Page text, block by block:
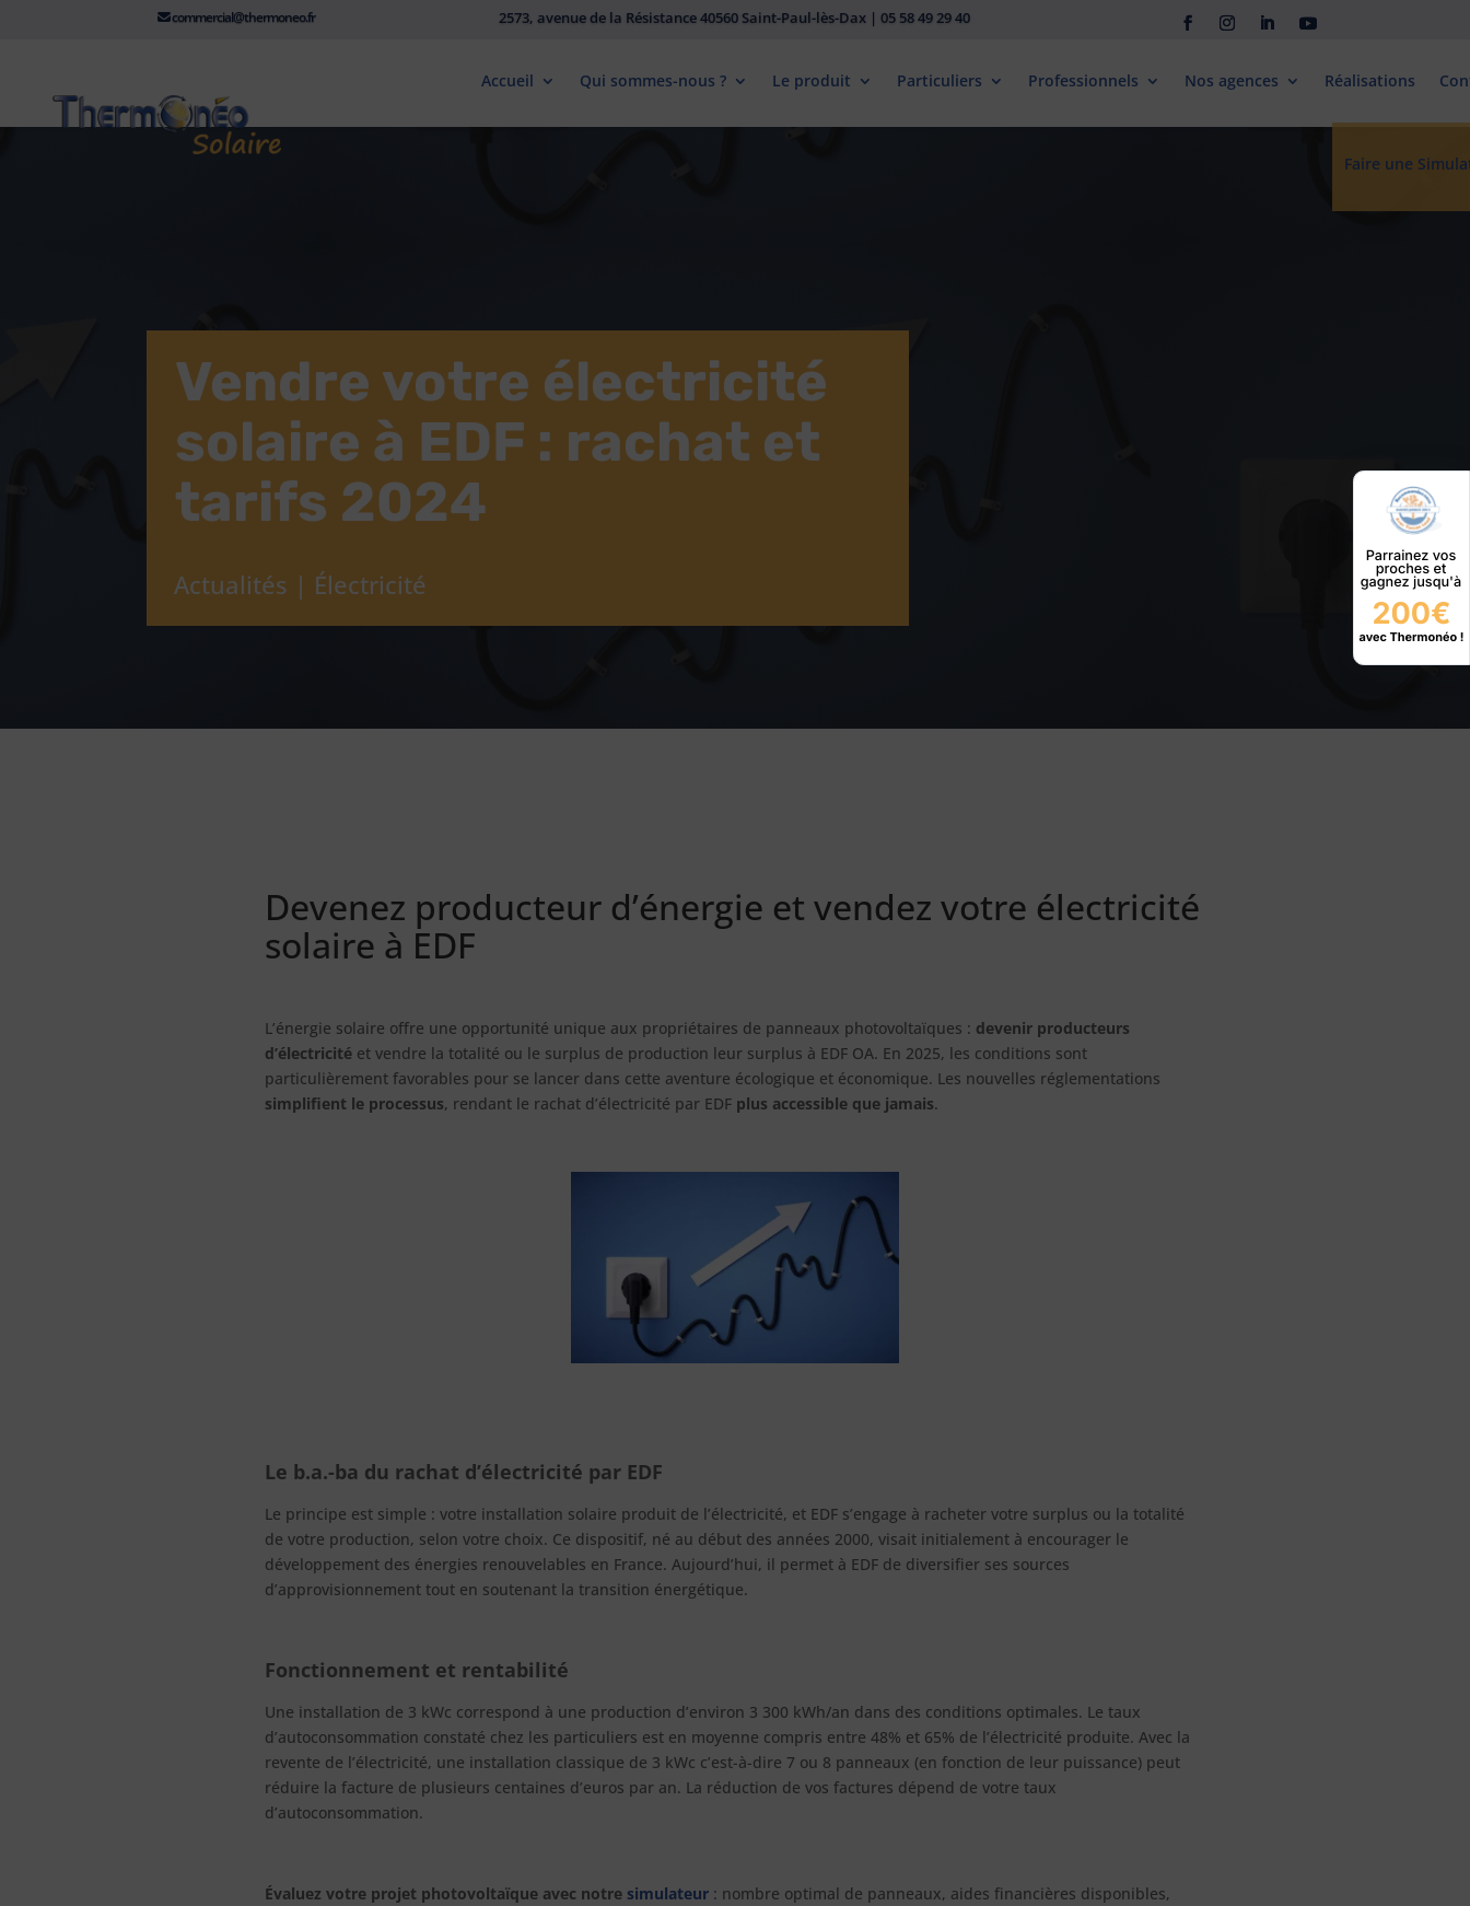
commercial@thermoneo.fr 1, Impasse des Taillades 81990 Albi / Le Sequestre | 05 63 54 77 53
Accueil Qui sommes-nous ? Le produit Particuliers Professionnels Nos agences Réalisations
Faire une
Vendre votre électricité
solaire à EDF : rachat et
tarifs 2024
Actualités | Électricité
Devenez producteur d’énergie et vendez votre électricité
solaire à EDF
L’énergie solaire offre une opportunité unique aux propriétaires de panneaux photovoltaïques : devenir producteurs
d’électricitéet vendre la totalité ou le surplus de production leur surplus à EDF OA. En 2025, les conditions sont
particulièrement favorables pour se lancer dans cette aventure écologique et économique. Les nouvelles réglementations
simplifient le processus, rendant le rachat d’électricité par EDF plus accessible que jamais.
Le b.a.-ba du rachat d’électricité par EDF
Le principe est simple : votre installation solaire produit de l’électricité, et EDF s’engage à racheter votre surplus ou la totalité
de votre production, selon votre choix. Ce dispositif, né au début des années 2000, visait initialement à encourager le
développement des énergies renouvelables en France. Aujourd’hui, il permet à EDF de diversifier ses sources
d’approvisionnement tout en soutenant la transition énergétique.
Fonctionnement et rentabilité
Une installation de 3 kWc correspond à une production d’environ 3 300 kWh/an dans des conditions optimales. Le taux
d’autoconsommation constaté chez les particuliers est en moyenne compris entre 48% et 65% de l’électricité produite. Avec la
revente de l’électricité, une installation classique de 3 kWc c’est-à-dire 7 ou 8 panneaux (en fonction de leur puissance) peut
réduire la facture de plusieurs centaines d’euros par an. La réduction de vos factures dépend de votre taux
d’autoconsommation.
Évaluez votre projet photovoltaïque avec notre simulateur: nombre optimal de panneaux, aides financières disponibles,